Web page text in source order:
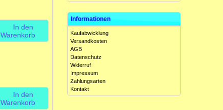
In den
Warenkorb
In den
Warenkorb
15,00€
Informationen
Kaufabwicklung
Versandkosten
AGB
Datenschutz
Widerruf
Impressum
Zahlungsarten
Kontakt